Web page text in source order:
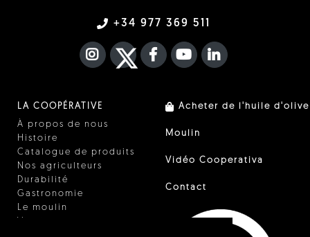
+34 977 369 511
INSTAGRAM
TWITTER
FACEBOOK F
YOUTUBEFA LINKEDIN
LA COOPÉRATIVE
À propos de nous
Histoire
Catalogue de produits
Nos agriculteurs
Durabilité
Gastronomie
Le moulin
Acheter de l'huile d'olive
Moulin
Vidéo Cooperativa
Contact